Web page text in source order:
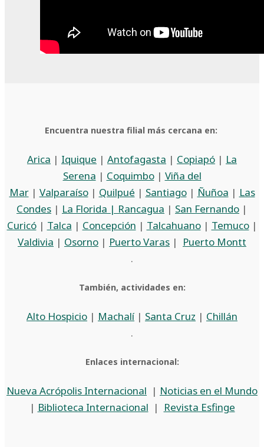
Encuentra nuestra filial más cercana en:
Arica | Iquique | Antofagasta | Copiapó | La
Serena | Coquimbo| Viña del
Mar| Valparaíso| Quilpué | Santiago| Ñuñoa | Las
Condes | La Florida | Rancagua | San Fernando |
Curicó| Talca | Concepción | Talcahuano| Temuco|
Valdivia | Osorno | Puerto Varas |
Puerto Montt
.
También, actividades en:
Alto Hospicio | Machalí | Santa Cruz | Chillán
.
Enlaces internacional:
Nueva Acrópolis Internacional | Noticias en el Mundo
| Biblioteca Internacional | Revista Esfinge